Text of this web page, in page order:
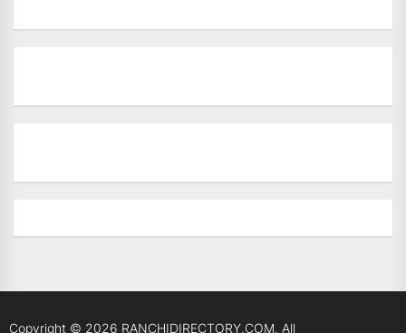
Copyright © 2026 RANCHIDIRECTORY.COM. All